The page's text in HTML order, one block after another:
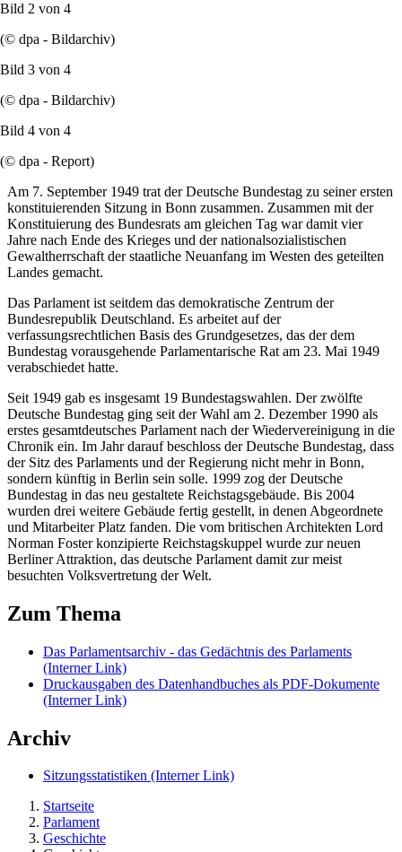
Bild 2 von 4
(© dpa - Bildarchiv)
Bild 3 von 4
(© dpa - Bildarchiv)
Bild 4 von 4
(© dpa - Report)
Am 7. September 1949 trat der Deutsche Bundestag zu seiner ersten
konstituierenden Sitzung in Bonn zusammen. Zusammen mit der
Konstituierung des Bundesrats am gleichen Tag war damit vier
Jahre nach Ende des Krieges und der nationalsozialistischen
Gewaltherrschaft der staatliche Neuanfang im Westen des geteilten
Landes gemacht.
Das Parlament ist seitdem das demokratische Zentrum der
Bundesrepublik Deutschland. Es arbeitet auf der
verfassungsrechtlichen Basis des Grundgesetzes, das der dem
Bundestag vorausgehende Parlamentarische Rat am 23. Mai 1949
verabschiedet hatte.
Seit 1949 gab es insgesamt 19 Bundestagswahlen. Der zwölfte
Deutsche Bundestag ging seit der Wahl am 2. Dezember 1990 als
erstes gesamtdeutsches Parlament nach der Wiedervereinigung in die
Chronik ein. Im Jahr darauf beschloss der Deutsche Bundestag, dass
der Sitz des Parlaments und der Regierung nicht mehr in Bonn,
sondern künftig in Berlin sein solle. 1999 zog der Deutsche
Bundestag in das neu gestaltete Reichstagsgebäude. Bis 2004
wurden drei weitere Gebäude fertig gestellt, in denen Abgeordnete
und Mitarbeiter Platz fanden. Die vom britischen Architekten Lord
Norman Fosterkonzipierte Reichstagskuppel wurde zur neuen
Berliner Attraktion, das deutsche Parlament damit zur meist
besuchten Volksvertretung der Welt.
Zum Thema
Das Parlamentsarchiv - das Gedächtnis des Parlaments
(Interner Link)
Druckausgaben des Datenhandbuches als PDF-Dokumente
(Interner Link)
Archiv
Sitzungsstatistiken (Interner Link)
Startseite
Parlament
Geschichte